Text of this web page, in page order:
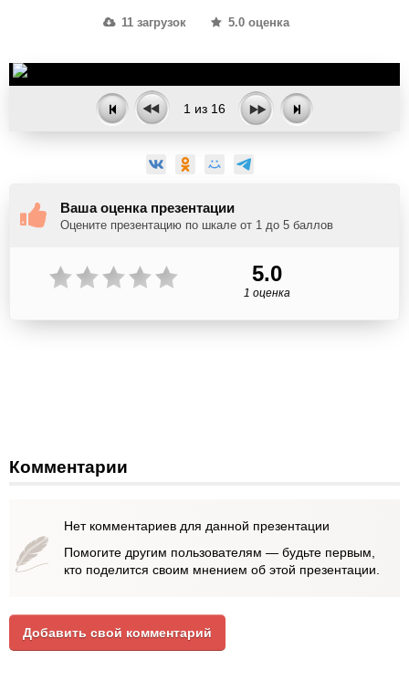
11 загрузок 5.0 оценка
1 из 16
Ваша оценка презентации
Оцените презентацию по шкале от 1 до 5 баллов
5.0
1 оценка
Комментарии
Нет комментариев для данной презентации
Помогите другим пользователям — будьте первым,
кто поделится своим мнением об этой презентации.
Добавить свой комментарий